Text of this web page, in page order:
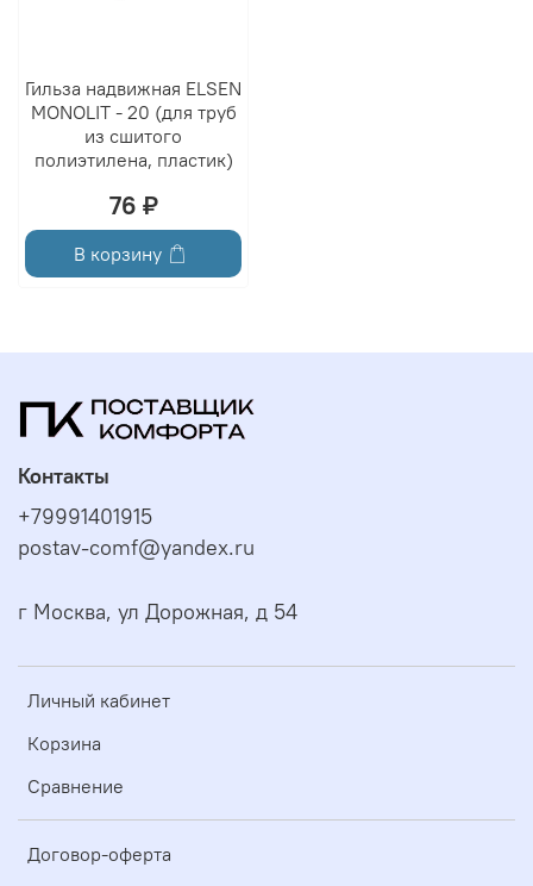
Гильза надвижная ELSEN
MONOLIT - 20 (для труб
из сшитого
полиэтилена, пластик)
76 ₽
В корзину
Личный кабинет
Корзина
Сравнение
Договор-оферта
Контакты
+79991401915
postav-comf@yandex.ru
г Москва, ул Дорожная, д 54